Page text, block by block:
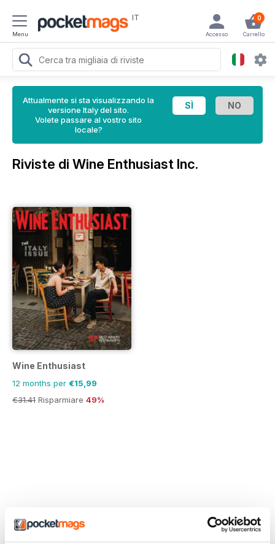
Menu
IT 0
Carrello
Accesso
Attualmente si sta visualizzando la
versione Italy del sito.
Volete passare al vostro sito
locale?
Riviste di Wine Enthusiast Inc.
Wine Enthusiast
12 months per €15,99
€31.41 Risparmiare 49%